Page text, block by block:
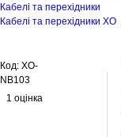
Кабелі та перехідники
Кабелі та перехідники XO
Код: XO-
NB103
1 оцінка